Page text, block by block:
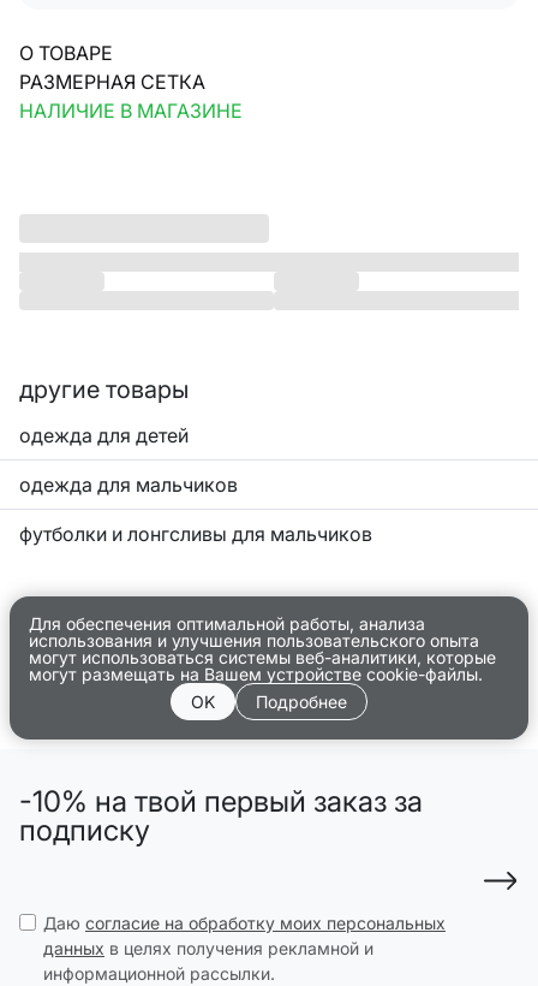
О ТОВАРЕ
РАЗМЕРНАЯ СЕТКА
НАЛИЧИЕ В МАГАЗИНЕ
другие товары
одежда для детей
одежда для мальчиков
футболки и лонгсливы для мальчиков
Для обеспечения оптимальной работы, анализа
использования и улучшения пользовательского опыта
могут использоваться системы веб-аналитики, которые
могут размещать на Вашем устройстве cookie-файлы.
OK
Подробнее
-10% на твой первый заказ за
подписку
Даю согласие на обработку моих персональных
данных в целях получения рекламной и
информационной рассылки.